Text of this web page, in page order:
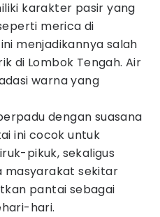
karakter pasir yang
merica di
menjadikannya salah
di Lombok Tengah. Air
warna yang
dengan suasana
ini cocok untuk
pikuk, sekaligus
masyarakat sekitar
pantai sebagai
hari.